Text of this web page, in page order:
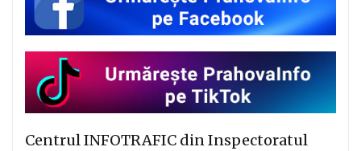
Centrul INFOTRAFIC din Inspectoratul